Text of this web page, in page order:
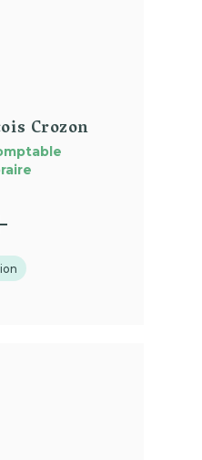
Crozon